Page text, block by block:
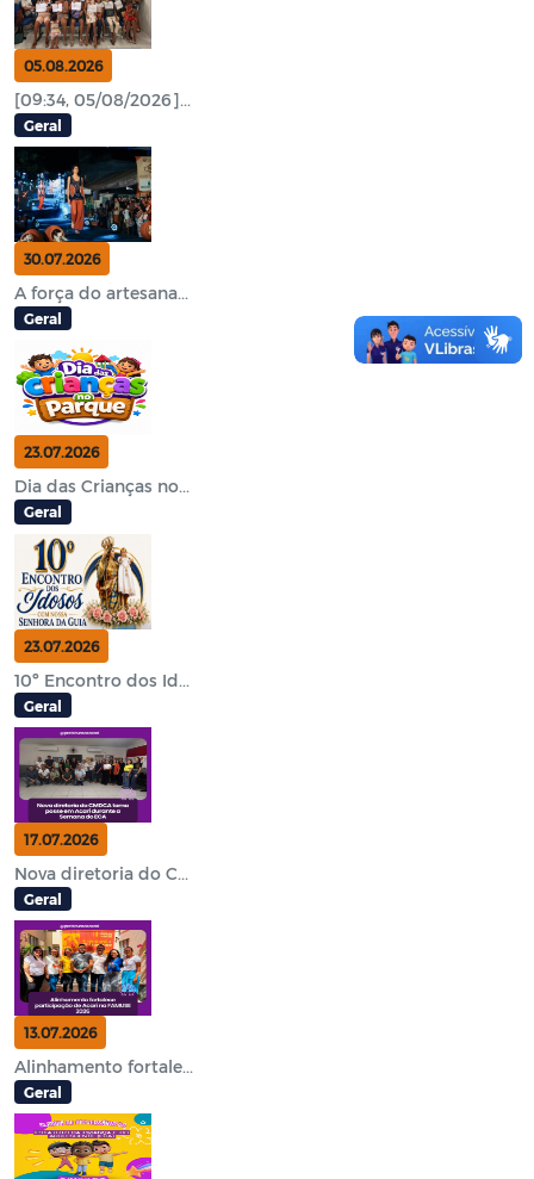
05.08.2026
[09:34, 05/08/2026]...
Geral
30.07.2026
A força do artesana...
Geral
23.07.2026
Dia das Crianças no...
Geral
23.07.2026
10º Encontro dos Id...
Geral
17.07.2026
Nova diretoria do C...
Geral
13.07.2026
Alinhamento fortale...
Geral